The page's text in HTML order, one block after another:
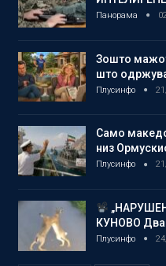
Панорама
Зошто
што
Плусинфо
Само
низ
Плусинфо
КУНОВО Два
Плусинфо